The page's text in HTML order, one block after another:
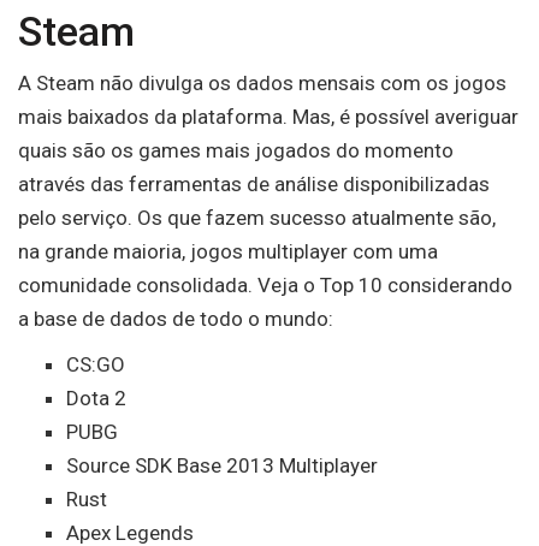
Steam
A Steam não divulga os dados mensais com os jogos
mais baixados da plataforma. Mas, é possível averiguar
quais são os games mais jogados do momento
através das ferramentas de análise disponibilizadas
pelo serviço. Os que fazem sucesso atualmente são,
na grande maioria, jogos multiplayer com uma
comunidade consolidada. Veja o Top 10 considerando
a base de dados de todo o mundo:
CS:GO
Dota 2
PUBG
Source SDK Base 2013 Multiplayer
Rust
Apex Legends